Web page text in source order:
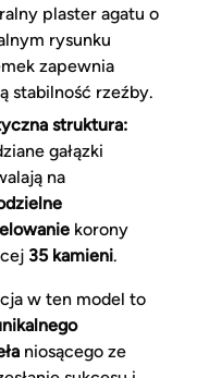
plaster agatu o
rysunku
zapewnia
stabilność rzeźby.
struktura:
gałązki
na
korony
35 kamieni.
w ten model to
niosącego ze